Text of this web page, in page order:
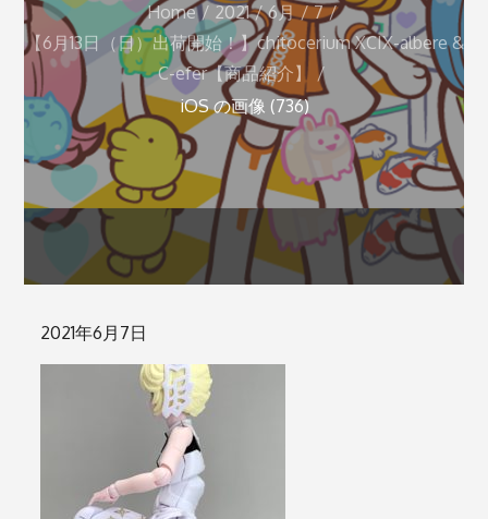
Home 2021 6月
7
【6月13日（日）出荷開始！】chitocerium XCIX-albere &
C-efer【商品紹介】
iOS の画像 (736)
Posted
on
2021年6月7日